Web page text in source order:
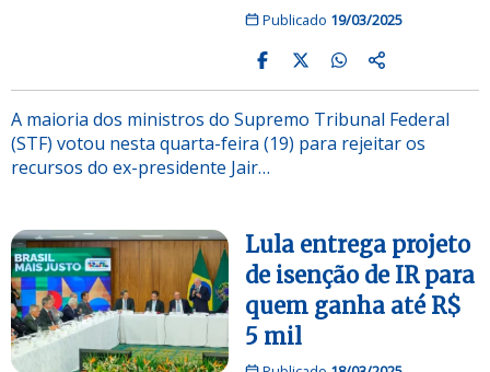
Publicado 19/03/2025
A maioria dos ministros do Supremo Tribunal Federal
(STF) votou nesta quarta-feira (19) para rejeitar os
recursos do ex-presidente Jair…
Lula entrega projeto
de isenção de IR para
quem ganha até R$
5 mil